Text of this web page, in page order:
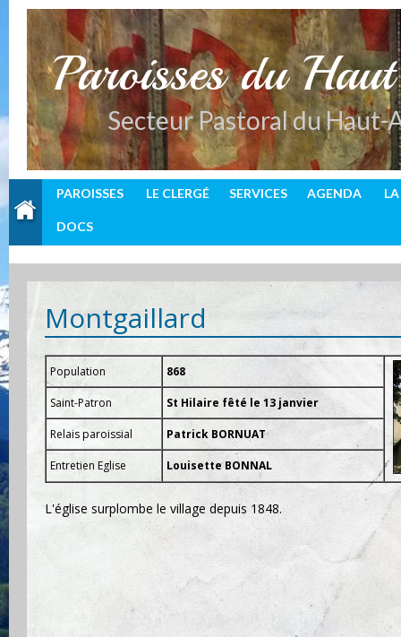
Paroisses du
Secteur Pastoral du Haut-
PAROISSES LE CLERGÉ SERVICES AGENDA
DOCS
Montgaillard
Population 868
Saint-Patron St Hilaire fêté le 13 janvier
Relais paroissial Patrick BORNUAT
Entretien Eglise Louisette BONNAL
L'église surplombe le village depuis 1848.